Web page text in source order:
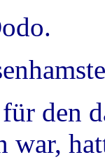
den
war,